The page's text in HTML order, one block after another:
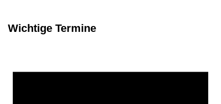
Wichtige Termine